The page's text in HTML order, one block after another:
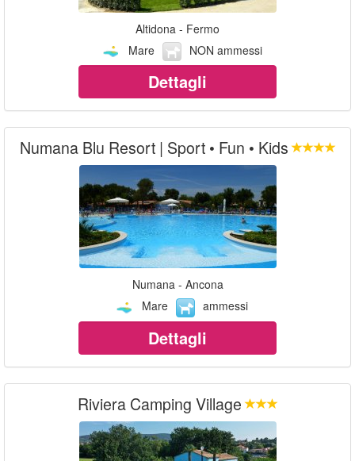
Altidona - Fermo
Mare
NON ammessi
Dettagli
Numana Blu Resort | Sport • Fun • Kids
Numana - Ancona
Mare
ammessi
Dettagli
Riviera Camping Village